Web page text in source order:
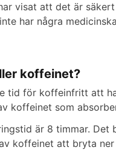
visat att det är
har några
koffeinet?
tid för koffeinfritt att
koffeinet som
är 8 timmar.
koffeinet att bryta